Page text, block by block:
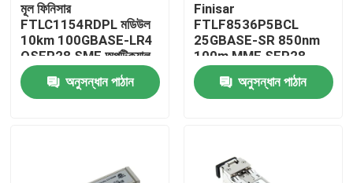
বাড়ি
মূল ফিনিসার
FTLC1154RDPL মডিউল
10km 100GBASE-LR4
QSFP28 SMF অপটিক্যাল
ট্রান্সিভার
অনুসন্ধান পাঠান
Finisar
FTLF8536P5BCL
25GBASE-SR 850nm
100m MMF SFP28-
25G-SR অপটিক্যাল ট্রান্সিভার
মডিউল
অনুসন্ধান পাঠান